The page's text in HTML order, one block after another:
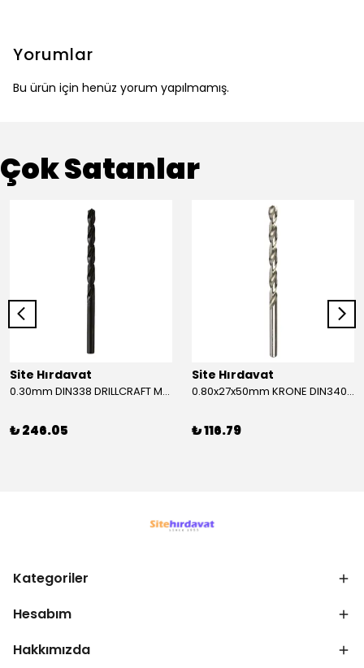
Yorumlar
Bu ürün için henüz yorum yapılmamış.
Çok Satanlar
Site Hırdavat
0.30mm DIN338 DRILLCRAFT MATKAP UCU HSS 10 Adet
₺ 246.05
Site Hırdavat
0.80x27x50mm KRONE DIN340 UZUN MATKAP UCU HSS 10 Adet
₺ 116.79
Kategoriler
Hesabım
Hakkımızda